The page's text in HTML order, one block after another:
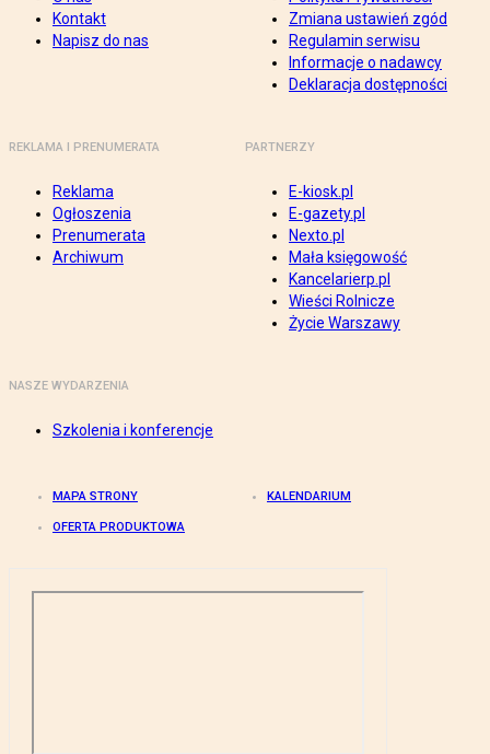
Kontakt
Napisz do nas
Zmiana ustawień zgód
Regulamin serwisu
Informacje o nadawcy
Deklaracja dostępności
REKLAMA I PRENUMERATA
Reklama
Ogłoszenia
Prenumerata
Archiwum
PARTNERZY
E-kiosk.pl
E-gazety.pl
Nexto.pl
Mała księgowość
Kancelarierp.pl
Wieści Rolnicze
Życie Warszawy
NASZE WYDARZENIA
Szkolenia i konferencje
MAPA STRONY KALENDARIUM
OFERTA PRODUKTOWA